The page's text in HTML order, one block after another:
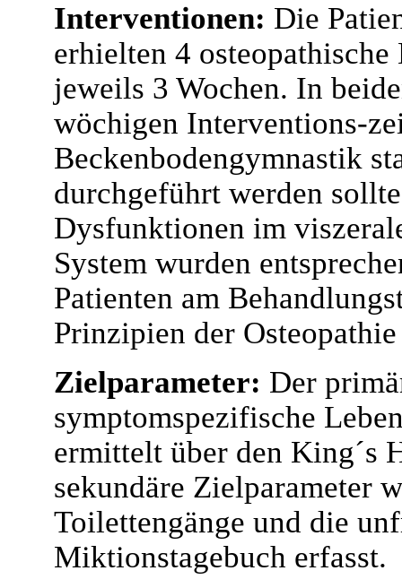
Interventionen: Die
erhielten 4
jeweils 3 Wochen. In
wöchigen Interventions-
Beckenbodengymnastik
durchgeführt werden
Dysfunktionen im
System wurden
Patienten am
Prinzipien der
Zielparameter: Der
symptomspezifische
ermittelt über den King´s
sekundäre Zielparameter
Toilettengänge und die
Miktionstagebuch erfasst.